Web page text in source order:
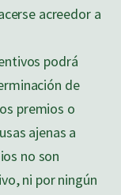
acreedor a
podrá
de
premios o
ajenas a
no son
ni por ningún